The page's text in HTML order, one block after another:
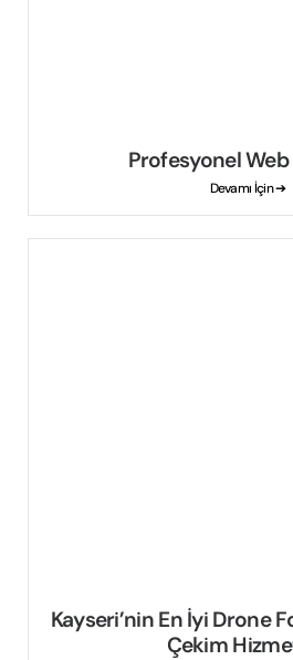
Profesyonel Web
Devamı İçin ➔
Kayseri’nin En İyi Drone
Çekim